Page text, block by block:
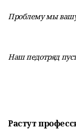
Проблему мы
Наш педотряд
Растут